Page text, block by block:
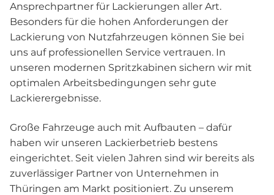
Ansprechpartner für Lackierungen aller Art.
Besonders für die hohen Anforderungen der
Lackierung von Nutzfahrzeugen können Sie bei
uns auf professionellen Service vertrauen. In
unseren modernen Spritzkabinen sichern wir mit
optimalen Arbeitsbedingungen sehr gute
Lackierergebnisse.
Große Fahrzeuge auch mit Aufbauten – dafür
haben wir unseren Lackierbetrieb bestens
eingerichtet. Seit vielen Jahren sind wir bereits als
zuverlässiger Partner von Unternehmen in
Thüringen am Markt positioniert. Zu unserem